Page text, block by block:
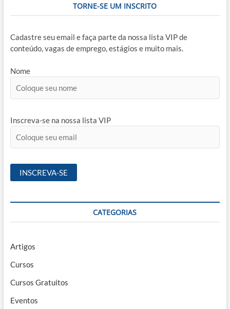
TORNE-SE UM INSCRITO
Cadastre seu email e faça parte da nossa lista VIP de
conteúdo, vagas de emprego, estágios e muito mais.
Nome
Inscreva-se na nossa lista VIP
CATEGORIAS
Artigos
Cursos
Cursos Gratuitos
Eventos